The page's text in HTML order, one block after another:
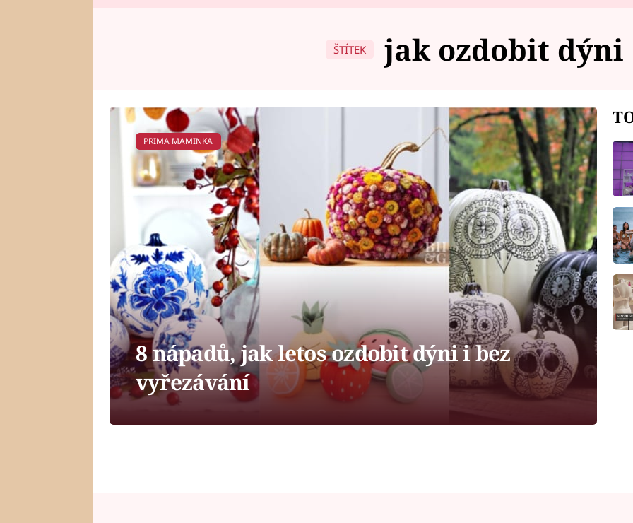
ŠTÍTEK jak ozdobit dýni
PRIMA MAMINKA
8 nápadů, jak letos ozdobit dýni i bez
vyřezávání